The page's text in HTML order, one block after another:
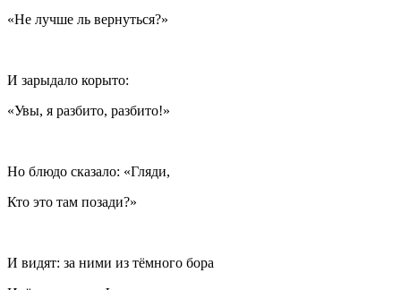
«Не лучше ль вернуться?»
И зарыдало корыто:
«Увы, я разбито, разбито!»
Но блюдо сказало: «Гляди,
Кто это там позади?»
И видят: за ними из тёмного бора